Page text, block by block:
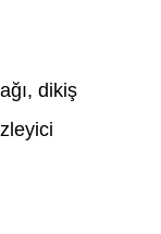
dikiş